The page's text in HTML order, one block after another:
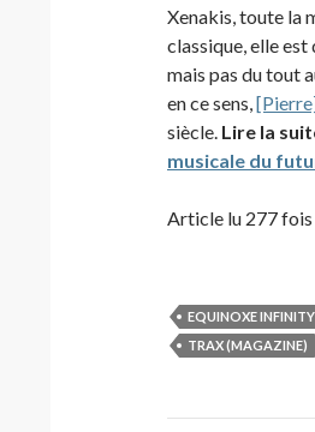
Xenakis, toute la
classique, elle est
mais pas du tout
en ce sens,
siècle. Lire la
musicale du
Article lu 277 fois
EQUINOXE INFINITY
TRAX (MAGAZINE)